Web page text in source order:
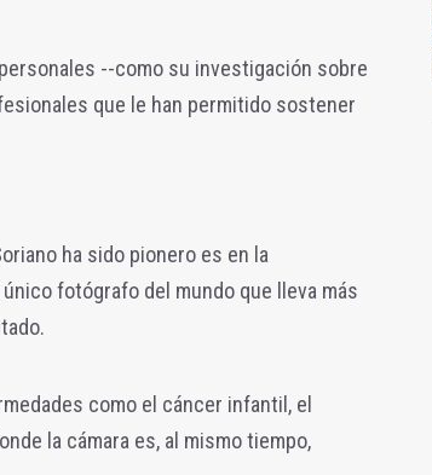
--como su investigación sobre
que le han permitido sostener
ha sido pionero es en la
fotógrafo del mundo que lleva más
como el cáncer infantil, el
la cámara es, al mismo tiempo,